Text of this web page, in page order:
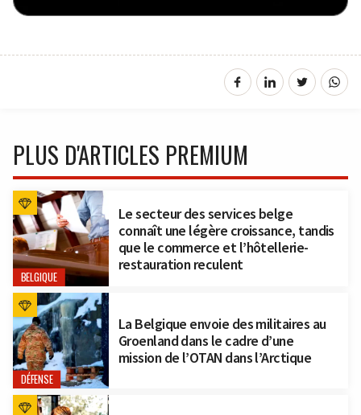
PLUS D'ARTICLES PREMIUM
BELGIQUE
Le secteur des services belge
connaît une légère croissance, tandis
que le commerce et l’hôtellerie-
restauration reculent
DÉFENSE
La Belgique envoie des militaires au
Groenland dans le cadre d’une
mission de l’OTAN dans l’Arctique